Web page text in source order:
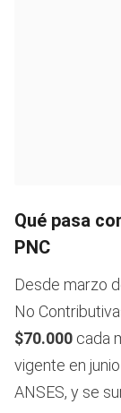
Qué pasa
PNC
Desde marzo
No
$70.000 cada
vigente en
ANSES, y se